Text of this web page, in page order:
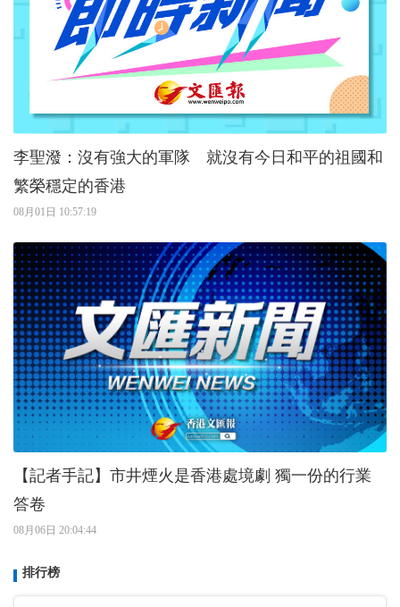
李聖潑：沒有強大的軍隊 就沒有今日和平的祖國和
繁榮穩定的香港
08月01日 10:57:19
【記者手記】市井煙火是香港處境劇 獨一份的行業
答卷
08月06日 20:04:44
排行榜